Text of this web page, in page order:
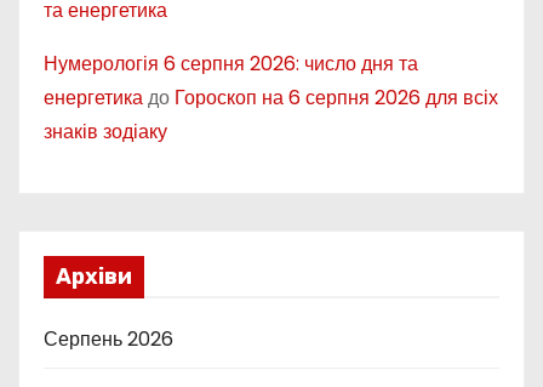
та енергетика
Нумерологія 6 серпня 2026: число дня та
енергетикадо Гороскоп на 6 серпня 2026 для всіх
знаків зодіаку
Архіви
Серпень 2026